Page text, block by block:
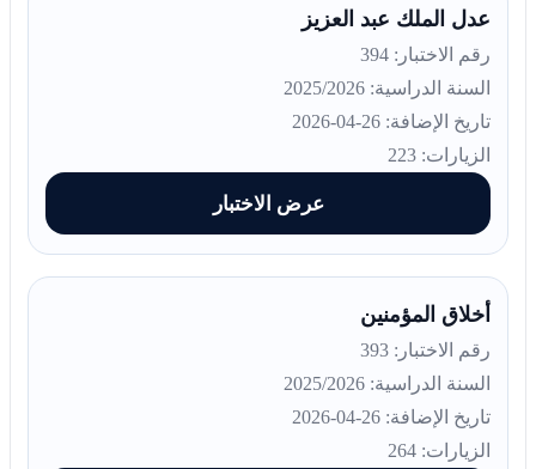
عدل الملك عبد العزيز
رقم الاختبار: 394
السنة الدراسية: 2025/2026
تاريخ الإضافة: 26-04-2026
الزيارات: 223
عرض الاختبار
أخلاق المؤمنين
رقم الاختبار: 393
السنة الدراسية: 2025/2026
تاريخ الإضافة: 26-04-2026
الزيارات: 264